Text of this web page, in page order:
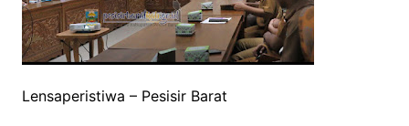
Lensaperistiwa – Pesisir Barat